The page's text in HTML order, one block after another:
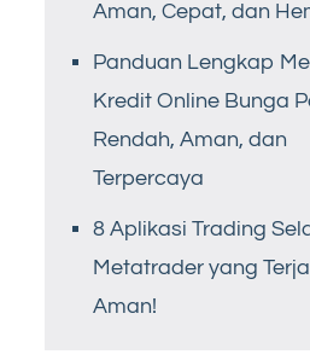
Aman, Cepat, dan
Panduan Lengkap
Kredit Online Bunga
Rendah, Aman, dan
Terpercaya
8 Aplikasi Trading
Metatrader yang
Aman!